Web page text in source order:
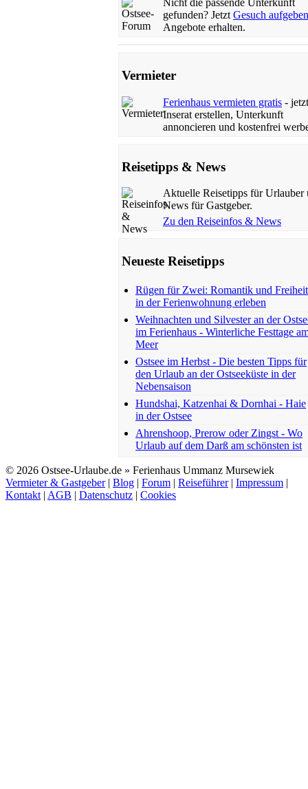
Nicht die passende Unterkunft
gefunden? Jetzt Gesuch aufgeben
Angebote erhalten.
Vermieter
Ferienhaus vermieten gratis - jetzt
Inserat erstellen, Unterkunft
annoncieren und kostenfrei
Reisetipps & News
Aktuelle Reisetipps für Urlauber
News für Gastgeber.
Zu den Reiseinfos & News
Neueste Reisetipps
Rügen für Zwei: Romantik und Freiheit
in der Ferienwohnung erleben
Weihnachten und Silvester an der
im Ferienhaus - Winterliche Festtage
Meer
Ostsee im Herbst - Die besten Tipps für
den Urlaub an der Ostseeküste in der
Nebensaison
Hundshai, Katzenhai & Dornhai - Haie
in der Ostsee
Ahrenshoop, Prerow oder Zingst - Wo
Urlaub auf dem Darß am schönsten ist
© 2026 Ostsee-Urlaube.de » Ferienhaus Ummanz Mursewiek
Vermieter & Gastgeber| Blog | Forum | Reiseführer| Impressum |
Kontakt | AGB | Datenschutz | Cookies